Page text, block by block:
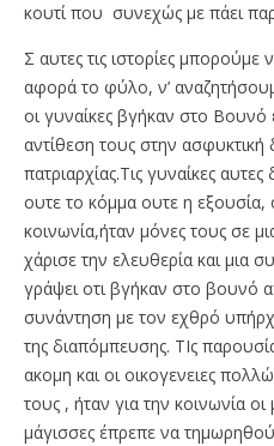
κουτί που συνεχώς με πάει
Σ αυτες τις ιστορίες
αφορά το φύλο, ν’
οι γυναίκες βγήκαν στο Βουνό
αντίθεση τους στην ασφυκτική
πατριαρχίας.Τις γυναίκες
ουτε το κόμμα ουτε η εξουσία,
κοινωνία,ήταν μόνες τους σε
χάρισε την ελευθερία και μια
γράψει οτι βγήκαν στο βουνό
συνάντηση με τον εχθρό
της διαπόμπευσης. ΤΙς
ακομη και οι οικογενειες
τους , ήταν για την κοινωνία
μάγισσες έπρεπε να